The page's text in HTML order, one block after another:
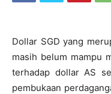
Dollar SGD yang
masih belum mampu
terhadap dollar AS
pembukaan